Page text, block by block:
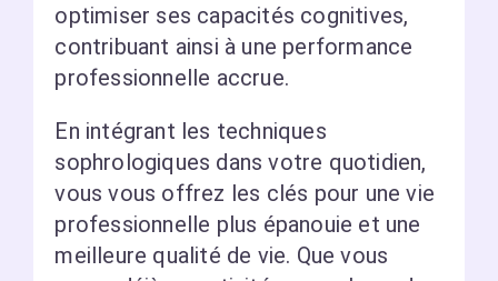
optimiser ses capacités cognitives,
contribuant ainsi à une performance
professionnelle accrue.
En intégrant les techniques
sophrologiques dans votre quotidien,
vous vous offrez les clés pour une vie
professionnelle plus épanouie et une
meilleure qualité de vie. Que vous